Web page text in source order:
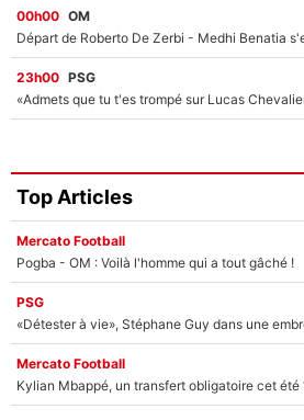
00h00 OM
23h00 PSG
Top Articles
Mercato Football
Pogba - OM : Voilà l'homme qui a tout gâché !
PSG
«Détester à vie», Stéphane Guy dans une
Mercato Football
Kylian Mbappé, un transfert obligatoire cet été